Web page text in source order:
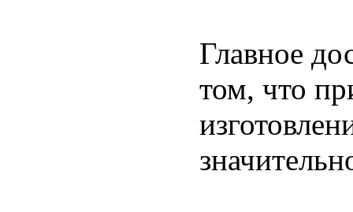
Главное
том, что